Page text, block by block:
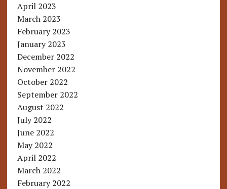
April 2023
March 2023
February 2023
January 2023
December 2022
November 2022
October 2022
September 2022
August 2022
July 2022
June 2022
May 2022
April 2022
March 2022
February 2022